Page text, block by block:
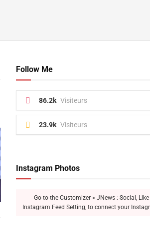
Follow Me
86.2k Visiteurs
23.9k Visiteurs
Instagram Photos
Go to the Customizer > JNews : Social, Like
Instagram Feed Setting, to connect your